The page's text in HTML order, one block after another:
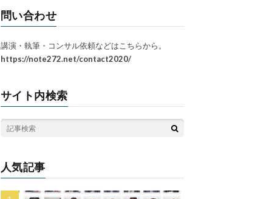
問い合わせ
講演・執筆・コンサル依頼などはこちらから。
https://note272.net/contact2020/
サイト内検索
人気記事